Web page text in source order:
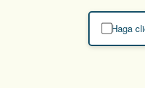
Haga